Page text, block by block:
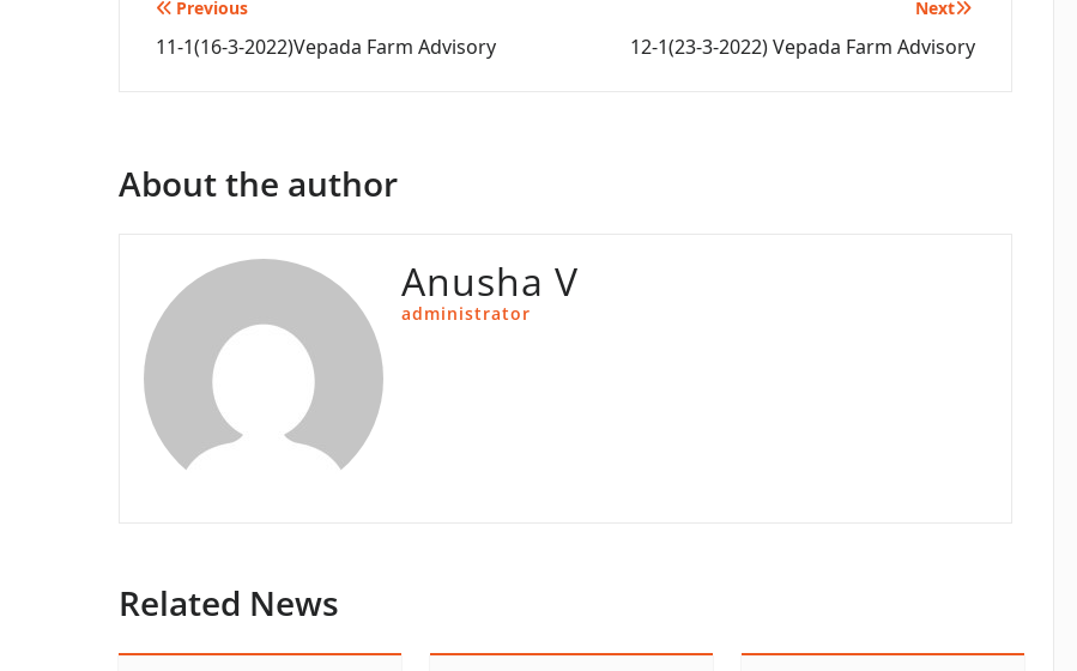
Post
navigation
Previous
11-1(16-3-2022)Vepada Farm Advisory
Next
12-1(23-3-2022) Vepada Farm Advisory
About the author
Anusha V
administrator
Related News